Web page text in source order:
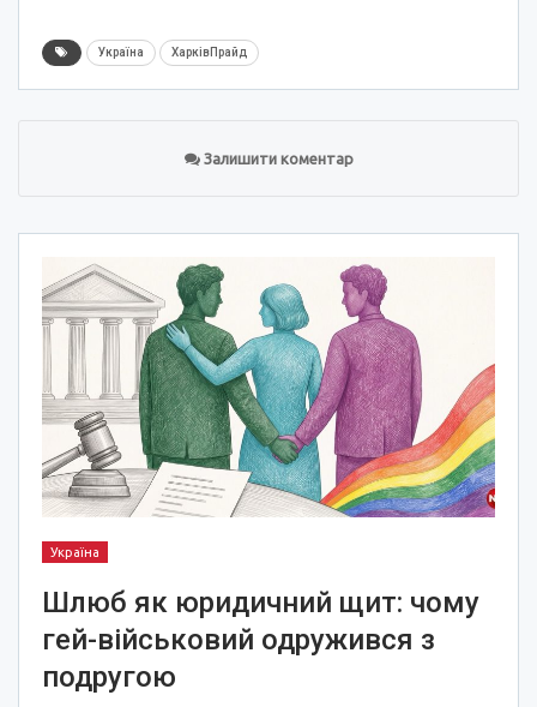
Україна ХарківПрайд
Залишити коментар
Україна
Шлюб як юридичний щит: чому
гей-військовий одружився з
подругою